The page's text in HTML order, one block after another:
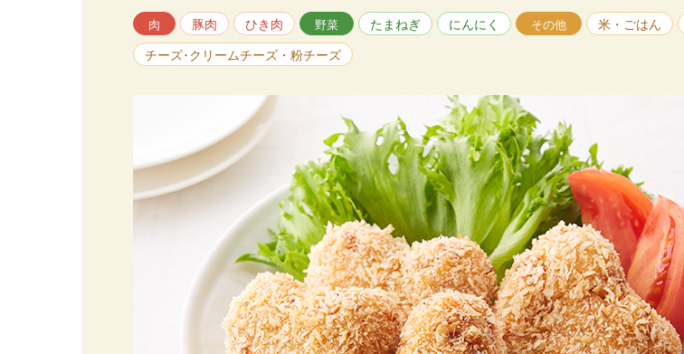
肉 豚肉 ひき肉 野菜 たまねぎ にんにく その他 米・ごはん
チーズ･クリームチーズ・粉チーズ